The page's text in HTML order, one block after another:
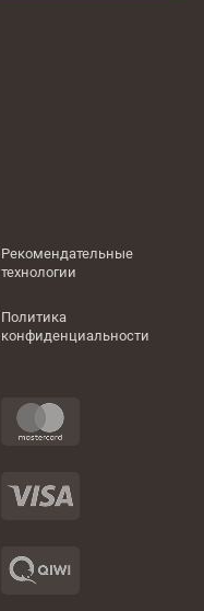
Рекомендательные
технологии
Политика
конфиденциальности